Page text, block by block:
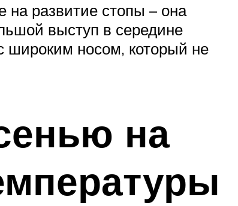
на развитие стопы – она
выступ в середине
широким носом, который не
на